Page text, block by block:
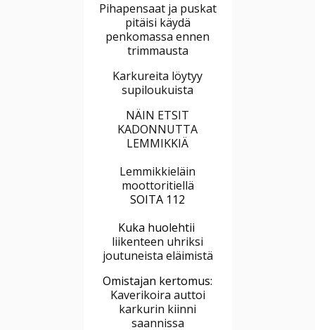
Pihapensaat ja puskat
pitäisi käydä
penkomassa ennen
trimmausta
Karkureita löytyy
supiloukuista
NÄIN ETSIT
KADONNUTTA
LEMMIKKIÄ
Lemmikkieläin
moottoritiellä
SOITA 112
Kuka huolehtii
liikenteen uhriksi
joutuneista eläimistä
Omistajan kertomus:
Kaverikoira auttoi
karkurin kiinni
saannissa